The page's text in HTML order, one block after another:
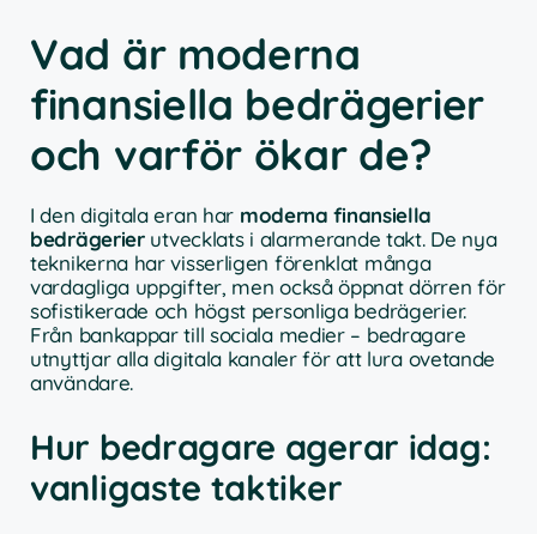
Vad är moderna
finansiella bedrägerier
och varför ökar de?
I den digitala eran har moderna finansiella
bedrägerierutvecklats i alarmerande takt. De nya
teknikerna har visserligen förenklat många
vardagliga uppgifter, men också öppnat dörren för
sofistikerade och högst personliga bedrägerier.
Från bankappar till sociala medier – bedragare
utnyttjar alla digitala kanaler för att lura ovetande
användare.
Hur bedragare agerar idag:
vanligaste taktiker